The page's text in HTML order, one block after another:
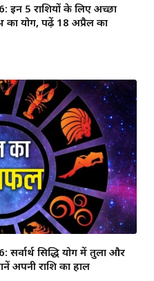
5 राशियों के लिए अच्छा
का योग, पढ़ें 18 अप्रैल का
सिद्धि योग में तुला और
अपनी राशि का हाल